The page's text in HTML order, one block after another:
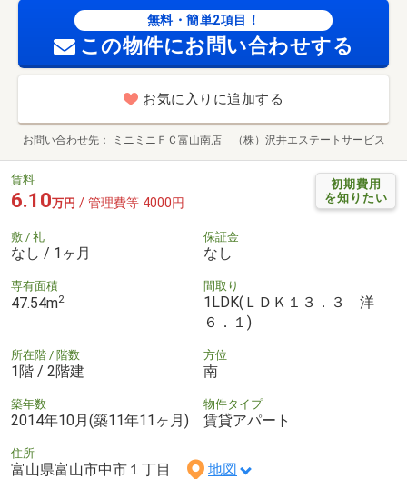
無料・簡単2項目！
この物件にお問い合わせする
お気に入りに追加する
お問い合わせ先 ミニミニＦＣ富山南店 （株）沢井エステートサービス
初期費用
を知りたい
賃料
6.10万円 / 管理費等 4000円
敷 / 礼
なし / 1ヶ月
保証金
なし
専有面積
47.54m2
間取り
1LDK(ＬＤＫ１３．３ 洋
６．１)
所在階 / 階数
1階 / 2階建
方位
南
築年数
2014年10月(築11年11ヶ月)
物件タイプ
賃貸アパート
住所
富山県富山市中市１丁目 地図